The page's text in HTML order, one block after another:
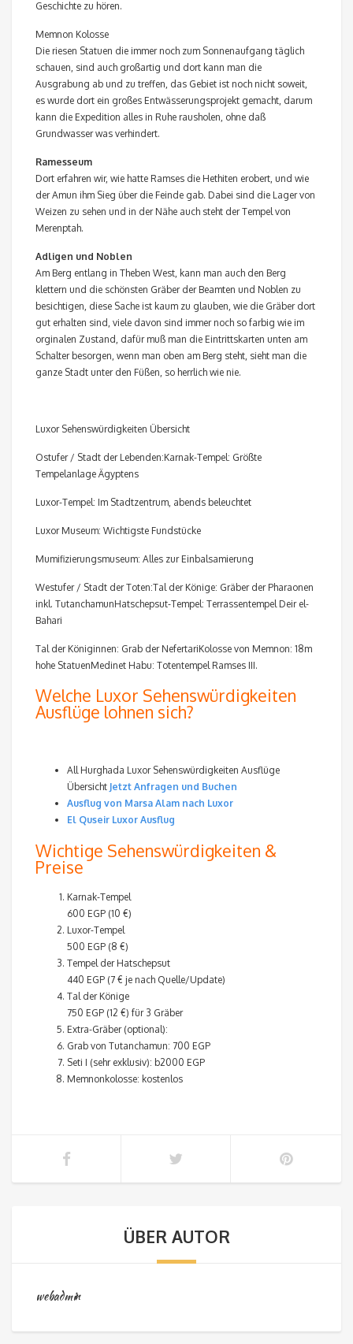
Geschichte zu hören.
Memnon Kolosse
Die riesen Statuen die immer noch zum Sonnenaufgang täglich
schauen, sind auch großartig und dort kann man die
Ausgrabung ab und zu treffen, das Gebiet ist noch nicht soweit,
es wurde dort ein großes Entwässerungsprojekt gemacht, darum
kann die Expedition alles in Ruhe rausholen, ohne daß
Grundwasser was verhindert.
Ramesseum
Dort erfahren wir, wie hatte Ramses die Hethiten erobert, und wie
der Amun ihm Sieg über die Feinde gab. Dabei sind die Lager von
Weizen zu sehen und in der Nähe auch steht der Tempel von
Merenptah.
Adligen und Noblen
Am Berg entlang in Theben West, kann man auch den Berg
klettern und die schönsten Gräber der Beamten und Noblen zu
besichtigen, diese Sache ist kaum zu glauben, wie die Gräber dort
gut erhalten sind, viele davon sind immer noch so farbig wie im
orginalen Zustand, dafür muß man die Eintrittskarten unten am
Schalter besorgen, wenn man oben am Berg steht, sieht man die
ganze Stadt unter den Füßen, so herrlich wie nie.
Luxor Sehenswürdigkeiten Übersicht
Ostufer / Stadt der Lebenden:Karnak-Tempel: Größte
Tempelanlage Ägyptens
Luxor-Tempel: Im Stadtzentrum, abends beleuchtet
Luxor Museum: Wichtigste Fundstücke
Mumifizierungsmuseum: Alles zur Einbalsamierung
Westufer / Stadt der Toten:Tal der Könige: Gräber der Pharaonen
inkl. TutanchamunHatschepsut-Tempel: Terrassentempel Deir el-
Bahari
Tal der Königinnen: Grab der NefertariKolosse von Memnon: 18m
hohe StatuenMedinet Habu: Totentempel Ramses III.
Welche Luxor Sehenswürdigkeiten
Ausflüge lohnen sich?
All Hurghada Luxor Sehenswürdigkeiten Ausflüge
Übersicht Jetzt Anfragen und Buchen
Ausflug von Marsa Alam nach Luxor
El Quseir Luxor Ausflug
Wichtige Sehenswürdigkeiten &
Preise
Karnak-Tempel
600 EGP (10 €)
Luxor-Tempel
500 EGP (8 €)
Tempel der Hatschepsut
440 EGP (7 € je nach Quelle/Update)
Tal der Könige
750 EGP (12 €) für 3 Gräber
Extra-Gräber (optional):
Grab von Tutanchamun: 700 EGP
Seti I (sehr exklusiv): b2000 EGP
Memnonkolosse: kostenlos
ÜBER AUTOR
webadmin